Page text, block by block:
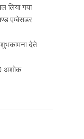
लिया गया
एम्बेसडर
शुभकामना देते
अशोक